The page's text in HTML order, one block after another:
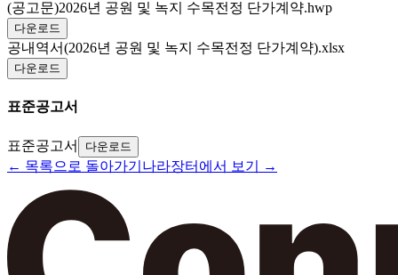
(공고문)2026년 공원 및 녹지 수목전정 단가계약.hwp
다운로드
공내역서(2026년 공원 및 녹지 수목전정 단가계약).xlsx
다운로드
표준공고서
표준공고서 다운로드
← 목록으로 돌아가기 나라장터에서 보기 →